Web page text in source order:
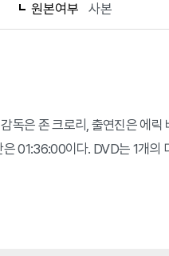
원본여부 사본
은 존 크로리, 출연진은 에릭
01:36:00이다. DVD는 1개